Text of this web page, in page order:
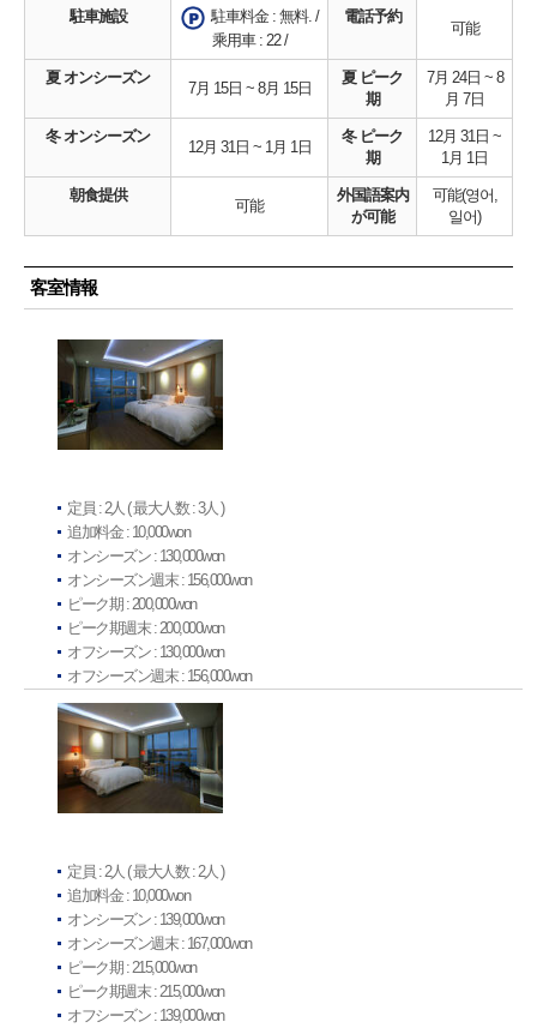
駐車施設
駐車料金 : 無料. /
乘用車 : 22 /
電話予約
可能
夏 オンシーズン
7月 15日 ~ 8月 15日
夏 ピーク
期
7月 24日 ~ 8
月 7日
冬 オンシーズン
12月 31日 ~ 1月 1日
冬 ピーク
期
12月 31日 ~
1月 1日
朝食提供
可能
外国語案内
が可能
可能(영어,
일어)
客室情報
定員 : 2人 ( 最大人数 : 3人 )
追加料金 : 10,000won
オンシーズン : 130,000won
オンシーズン週末 : 156,000won
ピーク期 : 200,000won
ピーク期週末 : 200,000won
オフシーズン : 130,000won
オフシーズン週末 : 156,000won
定員 : 2人 ( 最大人数 : 2人 )
追加料金 : 10,000won
オンシーズン : 139,000won
オンシーズン週末 : 167,000won
ピーク期 : 215,000won
ピーク期週末 : 215,000won
オフシーズン : 139,000won